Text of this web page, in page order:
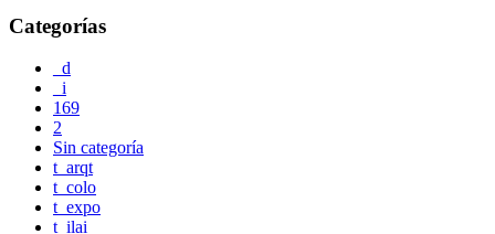
Categorías
_d
_i
169
2
Sin categoría
t_arqt
t_colo
t_expo
t_ilai